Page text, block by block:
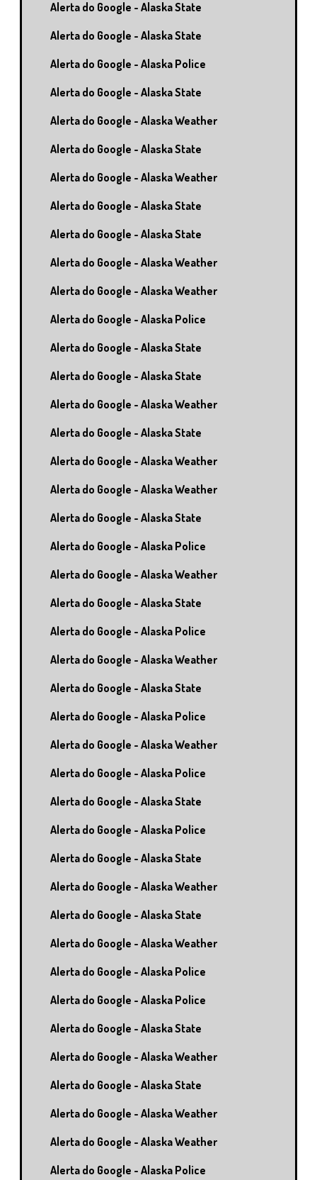
Alerta do Google - Alaska State
Alerta do Google - Alaska State
Alerta do Google - Alaska Police
Alerta do Google - Alaska State
Alerta do Google - Alaska Weather
Alerta do Google - Alaska State
Alerta do Google - Alaska Weather
Alerta do Google - Alaska State
Alerta do Google - Alaska State
Alerta do Google - Alaska Weather
Alerta do Google - Alaska Weather
Alerta do Google - Alaska Police
Alerta do Google - Alaska State
Alerta do Google - Alaska State
Alerta do Google - Alaska Weather
Alerta do Google - Alaska State
Alerta do Google - Alaska Weather
Alerta do Google - Alaska Weather
Alerta do Google - Alaska State
Alerta do Google - Alaska Police
Alerta do Google - Alaska Weather
Alerta do Google - Alaska State
Alerta do Google - Alaska Police
Alerta do Google - Alaska Weather
Alerta do Google - Alaska State
Alerta do Google - Alaska Police
Alerta do Google - Alaska Weather
Alerta do Google - Alaska Police
Alerta do Google - Alaska State
Alerta do Google - Alaska Police
Alerta do Google - Alaska State
Alerta do Google - Alaska Weather
Alerta do Google - Alaska State
Alerta do Google - Alaska Weather
Alerta do Google - Alaska Police
Alerta do Google - Alaska Police
Alerta do Google - Alaska State
Alerta do Google - Alaska Weather
Alerta do Google - Alaska State
Alerta do Google - Alaska Weather
Alerta do Google - Alaska Weather
Alerta do Google - Alaska Police